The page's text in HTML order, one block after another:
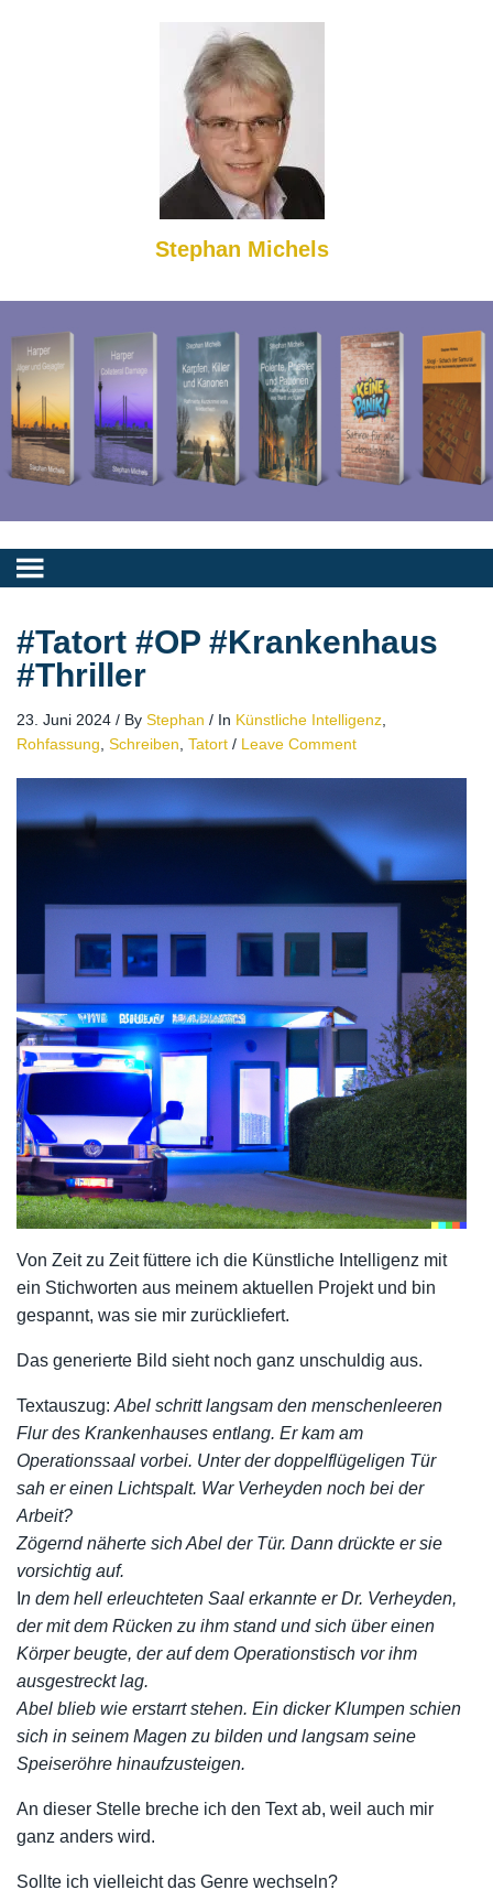
Stephan Michels
#Tatort #OP #Krankenhaus
#Thriller
23. Juni 2024 / By Stephan / In Künstliche Intelligenz
Rohfassung Schreiben Tatort / Leave Comment
Von Zeit zu Zeit füttere ich die Künstliche Intelligenz mit
ein Stichworten aus meinem aktuellen Projekt und bin
gespannt, was sie mir zurückliefert.
Das generierte Bild sieht noch ganz unschuldig aus.
Textauszug: Abel schritt langsam den menschenleeren
Flur des Krankenhauses entlang. Er kam am
Operationssaal vorbei. Unter der doppelflügeligen Tür
sah er einen Lichtspalt. War Verheyden noch bei der
Arbeit?
Zögernd näherte sich Abel der Tür. Dann drückte er sie
vorsichtig auf.
n dem hell erleuchteten Saal erkannte er Dr. Verheyden,
der mit dem Rücken zu ihm stand und sich über einen
Körper beugte, der auf dem Operationstisch vor ihm
ausgestreckt lag.
Abel blieb wie erstarrt stehen. Ein dicker Klumpen schien
sich in seinem Magen zu bilden und langsam seine
Speiseröhre hinaufzusteigen.
An dieser Stelle breche ich den Text ab, weil auch mir
ganz anders wird.
Sollte ich vielleicht das Genre wechseln?